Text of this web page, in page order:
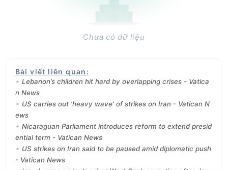
Chưa có dữ liệu
Bài viết liên quan :
Lebanon’s children hit hard by overlapping crises - Vatica
n News
US carries out 'heavy wave' of strikes on Iran - Vatican N
ews
Nicaraguan Parliament introduces reform to extend presid
ential term - Vatican News
US strikes on Iran said to be paused amid diplomatic push
- Vatican News